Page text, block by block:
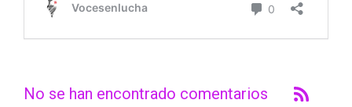
No se han encontrado comentarios